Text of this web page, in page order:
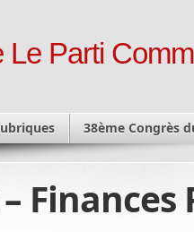
Le Parti
38ème Congrès
Finances